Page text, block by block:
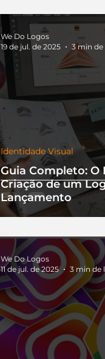
Guia Completo: O
Criação de um
Lançamento
Identidade Visual
We Do Logos
19 de jul. de 2025
3 min de
We Do Logos
11 de jul. de 2025
3 min de